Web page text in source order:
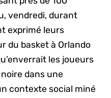
vendredi, durant
exprimé leurs
du basket à Orlando
les joueurs
dans une
contexte social miné